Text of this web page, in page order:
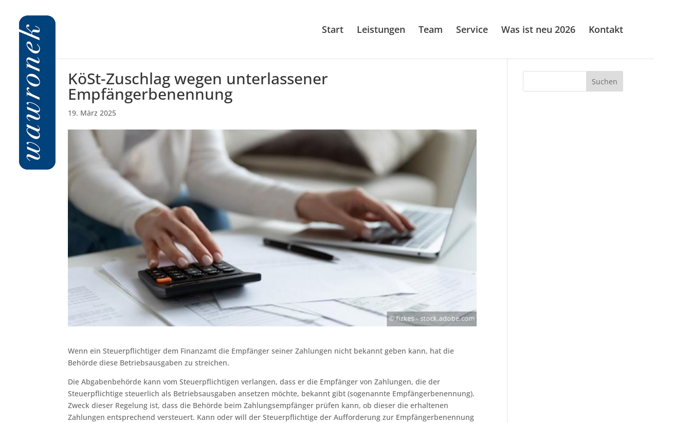
Start Leistungen Team Service Was ist neu 2026 Kontakt
KöSt-Zuschlag wegen unterlassener
Empfängerbenennung
19. März 2025
Wenn ein Steuerpflichtiger dem Finanzamt die Empfänger seiner Zahlungen nicht bekannt geben kann, hat die
Behörde diese Betriebsausgaben zu streichen.
Die Abgabenbehörde kann vom Steuerpflichtigen verlangen, dass er die Empfänger von Zahlungen, die der
Steuerpflichtige steuerlich als Betriebsausgaben ansetzen möchte, bekannt gibt (sogenannte Empfängerbenennung).
Zweck dieser Regelung ist, dass die Behörde beim Zahlungsempfänger prüfen kann, ob dieser die erhaltenen
Zahlungen entsprechend versteuert. Kann oder will der Steuerpflichtige der Aufforderung zur Empfängerbenennung